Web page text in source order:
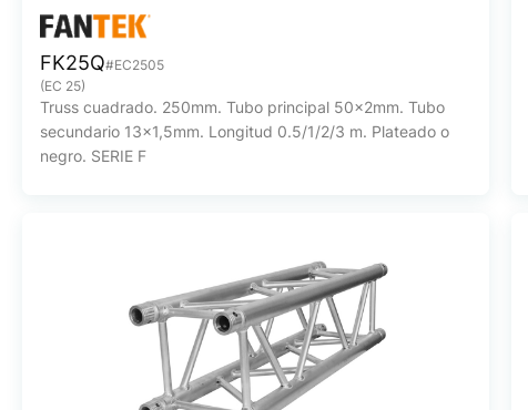
FK25Q#EC2505
(EC 25)
Truss cuadrado. 250mm. Tubo principal 50x2mm. Tubo
secundario 13x1,5mm. Longitud 0.5/1/2/3 m. Plateado o
negro. SERIE F